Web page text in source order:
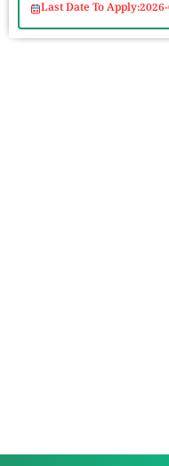
Last Date To Apply: